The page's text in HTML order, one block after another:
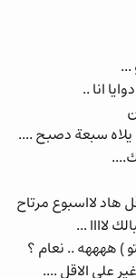
...
انا ..
سبعة دصبح ....
هاد لااسبوع مرتاح
لاااا ...
) ههههه .. نعام ؟
غير على الاقل ....